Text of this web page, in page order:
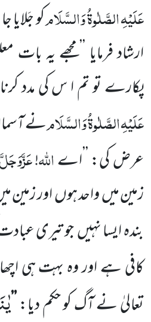
عَلَیْہِالصَّلٰوۃُوَالسَّلَامکوجَلایا
ارشاد فرمایا ’’مجھے یہ
پکارے تو تم ا س کی مدد
عَلَیْہِالصَّلٰوۃُوَالسَّلَامنے
عرض کی: ’’اےاللہ!
زمین میںواحد ہوںاور زمین
بندہ ایسا نہیںجو تیری
کافی ہےاور وہ بہت ہی
تعالیٰ نے آگ کو حکم دیا:’’